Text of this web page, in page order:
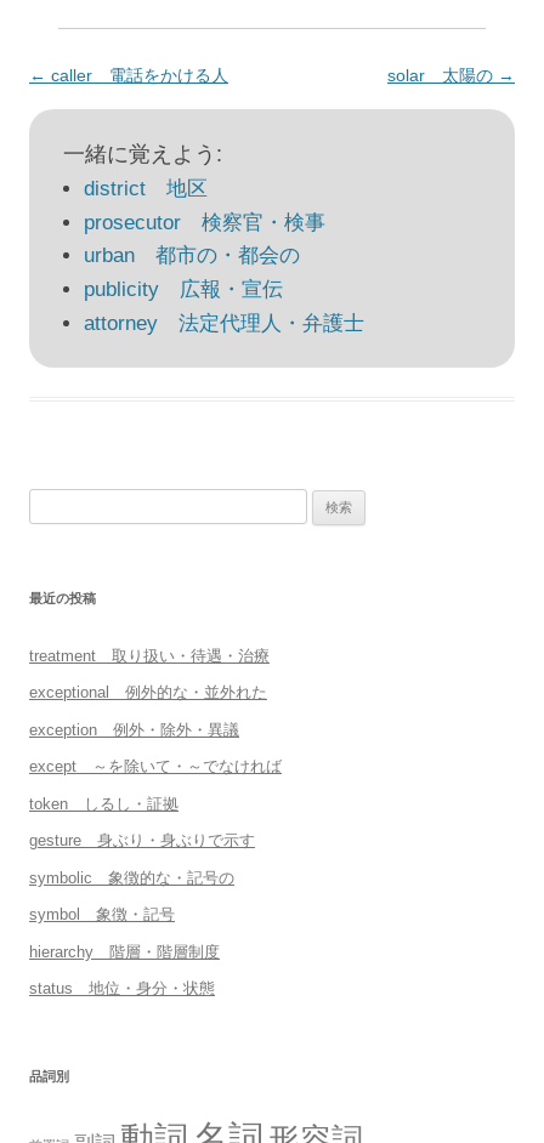
投
稿
ン
← caller 電話をかける人 solar 太陽の →
一緒に覚えよう:
district 地区
prosecutor 検察官・検事
urban 都市の・都会の
publicity 広報・宣伝
attorney 法定代理人・弁護士
最近の投稿
treatment 取り扱い・待遇・治療
exceptional 例外的な・並外れた
exception 例外・除外・異議
except ～を除いて・～でなければ
token しるし・証拠
gesture 身ぶり・身ぶりで示す
symbolic 象徴的な・記号の
symbol 象徴・記号
hierarchy 階層・階層制度
status 地位・身分・状態
品詞別